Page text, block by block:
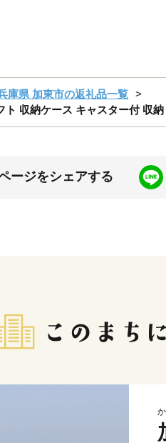
庫県 加東市の返礼品一覧
収納ケース キャスター付 収
ージをシェアする